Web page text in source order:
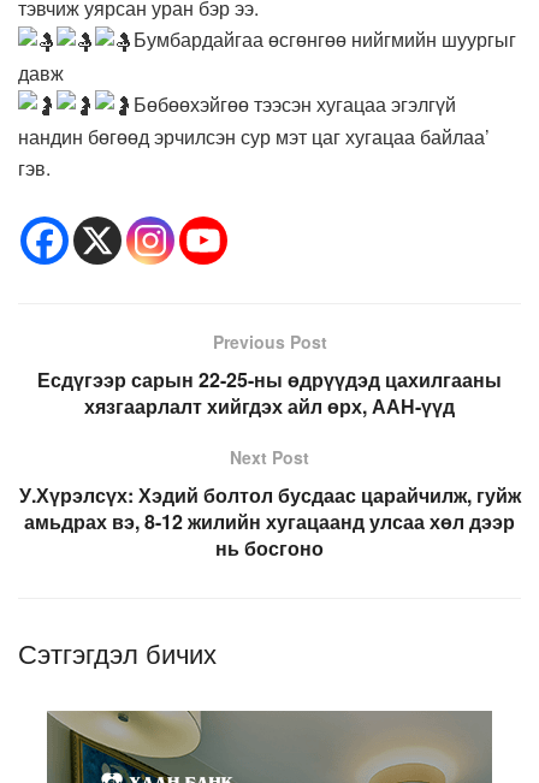
тэвчиж уярсан уран бэр ээ.
Бумбардайгаа өсгөнгөө нийгмийн шуургыг
давж
Бөбөөхэйгөө тээсэн хугацаа эгэлгүй
нандин бөгөөд эрчилсэн сур мэт цаг хугацаа байлаа’
гэв.
Previous Post
Есдүгээр сарын 22-25-ны өдрүүдэд цахилгааны
хязгаарлалт хийгдэх айл өрх, ААН-үүд
Next Post
У.Хүрэлсүх: Хэдий болтол бусдаас царайчилж, гуйж
амьдрах вэ, 8-12 жилийн хугацаанд улсаа хөл дээр
нь босгоно
Сэтгэгдэл бичих